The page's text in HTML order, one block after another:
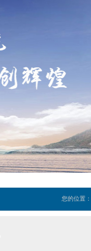
您的位置：